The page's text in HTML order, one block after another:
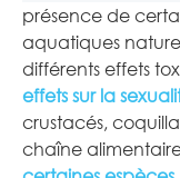
présence de
aquatiques
différents effets
effets sur la
crustacés,
chaîne